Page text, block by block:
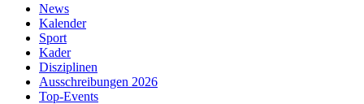
News
Kalender
Sport
Kader
Disziplinen
Ausschreibungen 2026
Top-Events